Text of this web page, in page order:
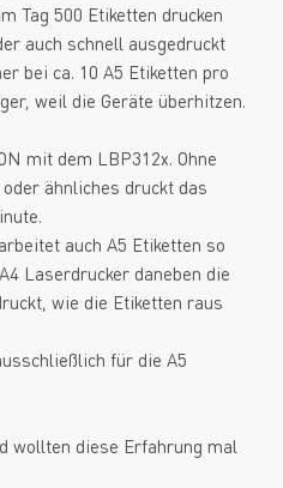
Tag 500 Etiketten drucken
auch schnell ausgedruckt
bei ca. 10 A5 Etiketten pro
weil die Geräte überhitzen.
mit dem LBP312x. Ohne
ähnliches druckt das
auch A5 Etiketten so
Laserdrucker daneben die
wie die Etiketten raus
für die A5
wollten diese Erfahrung mal